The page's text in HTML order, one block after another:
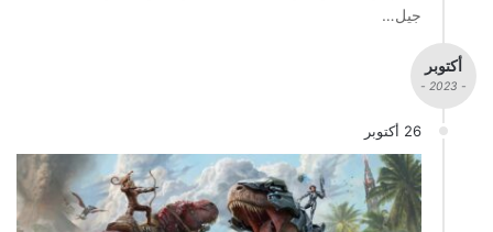
جيل…
أكتوبر
- 2023 -
26 أكتوبر